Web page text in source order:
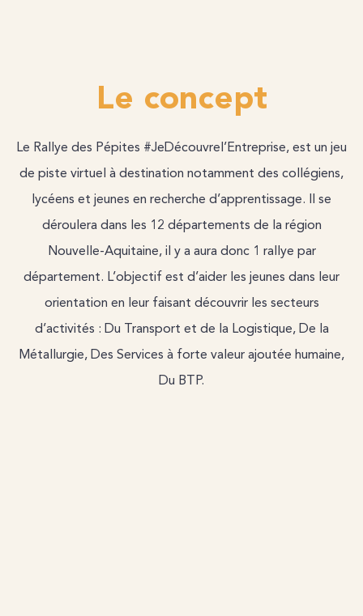
Le concept
Le Rallye des Pépites #JeDécouvrel’Entreprise, est un jeu
de piste virtuel à destination notamment des collégiens,
lycéens et jeunes en recherche d’apprentissage. Il se
déroulera dans les 12 départements de la région
Nouvelle-Aquitaine, il y a aura donc 1 rallye par
département. L’objectif est d’aider les jeunes dans leur
orientation en leur faisant découvrir les secteurs
d’activités : Du Transport et de la Logistique, De la
Métallurgie, Des Services à forte valeur ajoutée humaine,
Du BTP.